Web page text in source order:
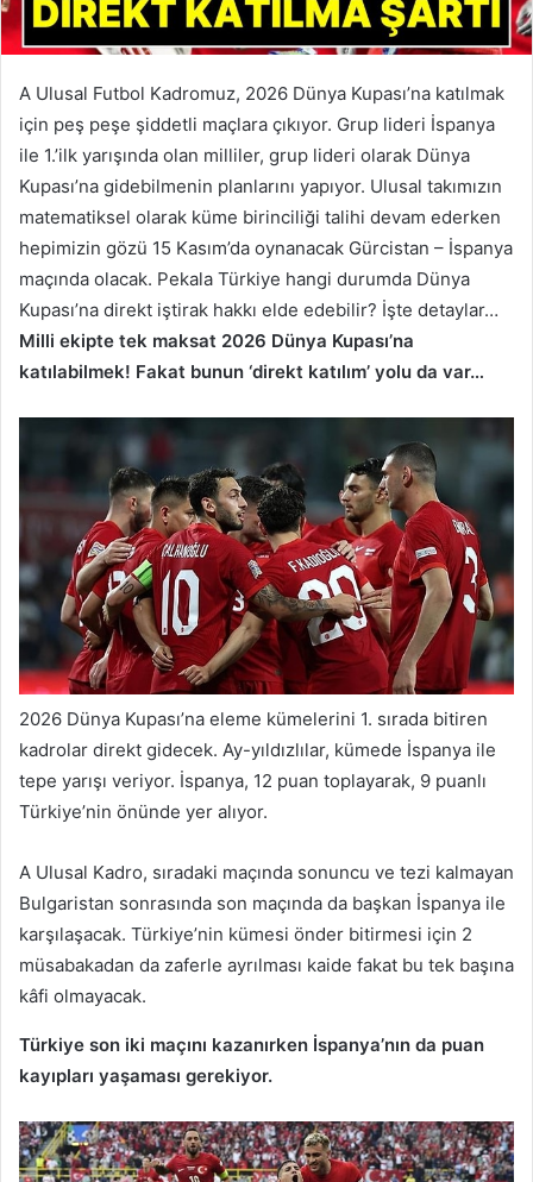
A Ulusal Futbol Kadromuz, 2026 Dünya Kupası’na katılmak
için peş peşe şiddetli maçlara çıkıyor. Grup lideri İspanya
ile 1.’ilk yarışında olan milliler, grup lideri olarak Dünya
Kupası’na gidebilmenin planlarını yapıyor. Ulusal takımızın
matematiksel olarak küme birinciliği talihi devam ederken
hepimizin gözü 15 Kasım’da oynanacak Gürcistan – İspanya
maçında olacak. Pekala Türkiye hangi durumda Dünya
Kupası’na direkt iştirak hakkı elde edebilir? İşte detaylar…
Milli ekipte tek maksat 2026 Dünya Kupası’na
katılabilmek! Fakat bunun ‘direkt katılım’ yolu da var…
2026 Dünya Kupası’na eleme kümelerini 1. sırada bitiren
kadrolar direkt gidecek. Ay-yıldızlılar, kümede İspanya ile
tepe yarışı veriyor. İspanya, 12 puan toplayarak, 9 puanlı
Türkiye’nin önünde yer alıyor.
A Ulusal Kadro, sıradaki maçında sonuncu ve tezi kalmayan
Bulgaristan sonrasında son maçında da başkan İspanya ile
karşılaşacak. Türkiye’nin kümesi önder bitirmesi için 2
müsabakadan da zaferle ayrılması kaide fakat bu tek başına
kâfi olmayacak.
Türkiye son iki maçını kazanırken İspanya’nın da puan
kayıpları yaşaması gerekiyor.